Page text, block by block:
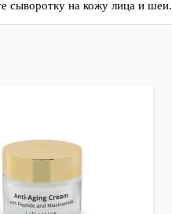
сыворотку на кожу лица и шеи.